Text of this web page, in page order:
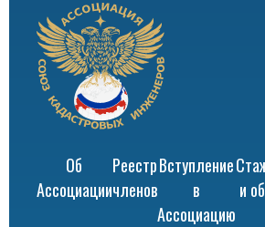
Об
Ассоциации
Реестр
членов
Вступление
в
Ассоциацию
и